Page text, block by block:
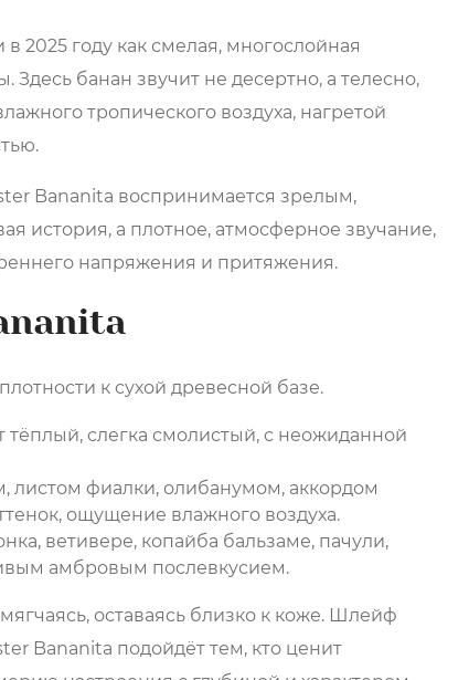
2025 году как смелая, многослойная
банан звучит не десертно, а телесно,
тропического воздуха, нагретой
Bananita воспринимается зрелым,
история, а плотное, атмосферное звучание,
напряжения и притяжения.
к сухой древесной базе.
слегка смолистый, с неожиданной
листом фиалки, олибанумом, аккордом
ощущение влажного воздуха.
ветивере, копайба бальзаме, пачули,
амбровым послевкусием.
оставаясь близко к коже. Шлейф
Bananita подойдёт тем, кто ценит